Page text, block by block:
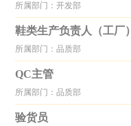
所属部门：开发部
鞋类生产负责人（工厂）
所属部门：品质部
QC主管
所属部门：品质部
验货员